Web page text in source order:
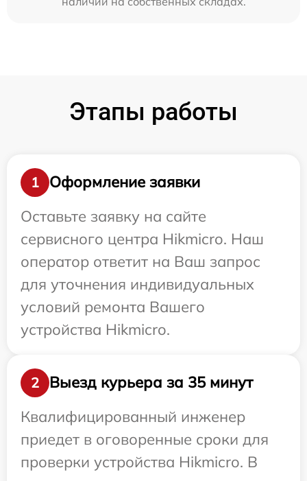
Этапы работы
1
Оформление заявки
Оставьте заявку на сайте
сервисного центра Hikmicro. Наш
оператор ответит на Ваш запрос
для уточнения индивидуальных
условий ремонта Вашего
устройства Hikmicro.
2
Выезд курьера за 35 минут
Квалифицированный инженер
приедет в оговоренные сроки для
проверки устройства Hikmicro. В